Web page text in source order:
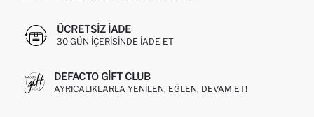
ÜCRETSIZ IADE
30 GÜN IÇERISINDE IADE ET
DEFACTO GIFT CLUB
AYRICALIKLARLA YENILEN, EĞLEN, DEVAM ET!